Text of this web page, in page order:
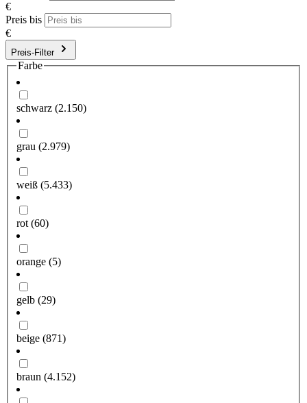
€
Preis bis
€
Preis-Filter
Farbe
schwarz (2.150)
grau (2.979)
weiß (5.433)
rot (60)
orange (5)
gelb (29)
beige (871)
braun (4.152)